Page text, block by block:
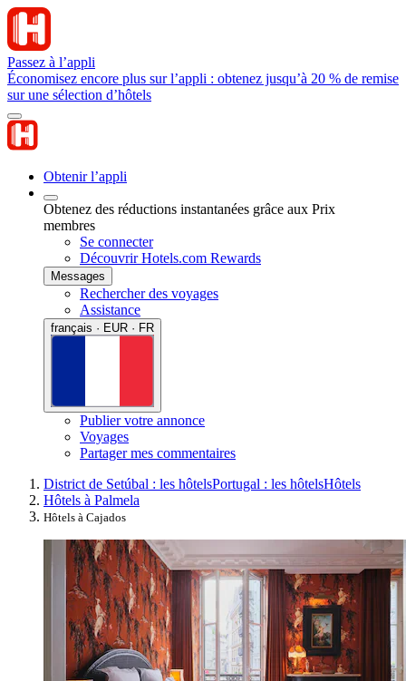
Passez à l’appli
Économisez encore plus sur l’appli : obtenez jusqu’à 20 % de remise
sur une sélection d’hôtels
Obtenir l’appli
Obtenez des réductions instantanées grâce aux Prix
membres
Se connecter
Découvrir Hotels.com Rewards
Messages
Rechercher des voyages
Assistance
français · EUR · FR
Publier votre annonce
Voyages
Partager mes commentaires
District de Setúbal : les hôtelsPortugal : les hôtelsHôtels
Hôtels à Palmela
Hôtels à Cajados